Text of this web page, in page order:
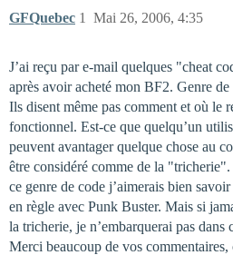
GFQuebec Mai 26, 2006, 4:35
1
J’ai reçu par e-mail quelques "cheat
après avoir acheté mon BF2. Genre
Ils disent même pas comment et où le
fonctionnel. Est-ce que quelqu’un
peuvent avantager quelque chose au
être considéré comme de la
ce genre de code j’aimerais bien
en règle avec Punk Buster. Mais si
la tricherie, je n’embarquerai pas dans
Merci beaucoup de vos commentaires,